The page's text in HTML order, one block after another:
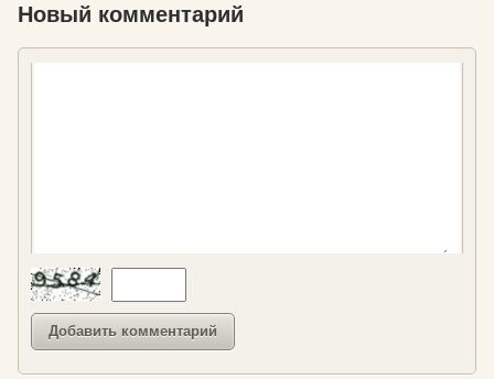
Новый комментарий